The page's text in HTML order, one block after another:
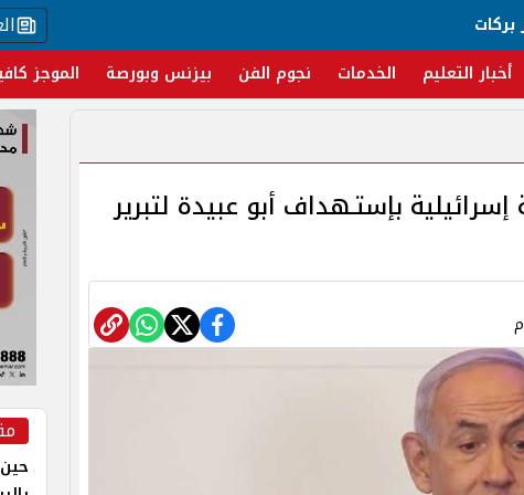
بركات
أخبار التعليم الخدمات نجوم الفن بيزنس وبورصة الموجز
إسرائيلية بإستـهداف أبو عبيدة لتبرير